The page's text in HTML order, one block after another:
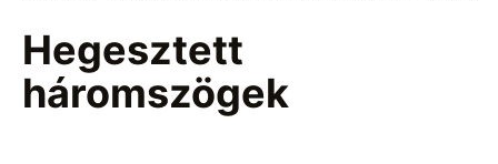
Hegesztett
háromszögek